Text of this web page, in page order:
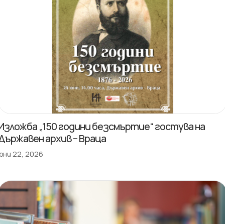
„150 години безсмъртие“ гостува на
архив – Враца
22, 2026